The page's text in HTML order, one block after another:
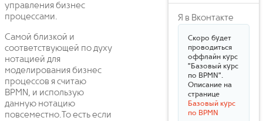
управления бизнес
процессами.
Самой близкой и
соответствующей по духу
нотацией для
моделирования бизнес
процессов я считаю
BPMN, и использую
данную нотацию
повсеместно.То есть если
Я в Вконтакте
Скоро будет
проводиться
оффлайн курс
"Базовый курс
по BPMN".
Описание на
странице
Базовый курс
по BPMN